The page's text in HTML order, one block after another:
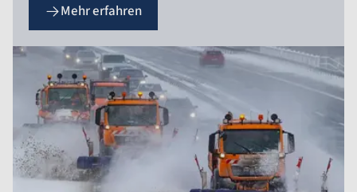
Mehr erfahren